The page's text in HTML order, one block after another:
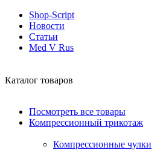
Shop-Script
Новости
Статьи
Med V Rus
Каталог товаров
Посмотреть все товары
Компрессионный трикотаж
Компрессионные чулки